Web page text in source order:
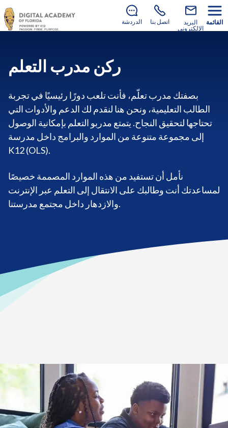
لا يزال هناك متسع للانضمام إلينا في العام الدراسي 2026–
تعرف على كيفية التسجيل الدردشة اتصل بنا
البريد
الإلكتروني
القائمة
ركن مدرب التعلم
بصفتك مدرب تعلّم، فأنت تلعب دورًا رئيسيًا في تجربة
الطالب التعليمية، ونحن هنا لنقدم لك الدعم والأدوات التي
تحتاجها لتحقيق النجاح. يتمتع مدربو التعلم بإمكانية الوصول
إلى مجموعة متنوعة من الموارد والبرامج داخل مدرسة
K12 (OLS).
نأمل أن تستفيد من هذه الموارد المصممة خصيصًا
لمساعدتك أنت وطالبك على الانتقال إلى التعلم عبر الإنترنت
والازدهار داخل مجتمع مدرستنا.
الصفحة الرئيسية > أدوات للطلاب الجدد ومدربي التعلم
>
ركن مدرب التعلم